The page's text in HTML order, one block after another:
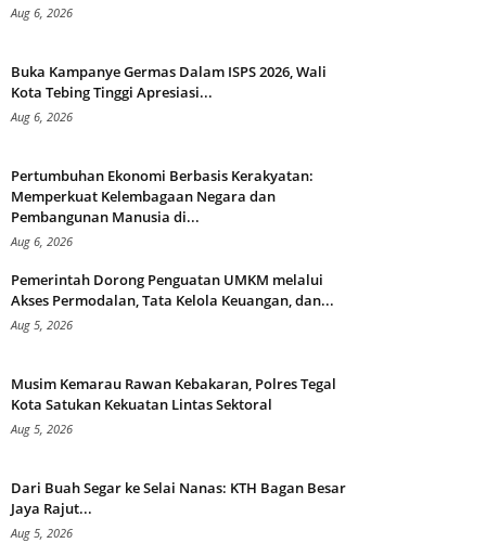
Aug 6, 2026
Buka Kampanye Germas Dalam ISPS 2026, Wali
Kota Tebing Tinggi Apresiasi...
Aug 6, 2026
Pertumbuhan Ekonomi Berbasis Kerakyatan:
Memperkuat Kelembagaan Negara dan
Pembangunan Manusia di...
Aug 6, 2026
Pemerintah Dorong Penguatan UMKM melalui
Akses Permodalan, Tata Kelola Keuangan, dan...
Aug 5, 2026
Musim Kemarau Rawan Kebakaran, Polres Tegal
Kota Satukan Kekuatan Lintas Sektoral
Aug 5, 2026
Dari Buah Segar ke Selai Nanas: KTH Bagan Besar
Jaya Rajut...
Aug 5, 2026